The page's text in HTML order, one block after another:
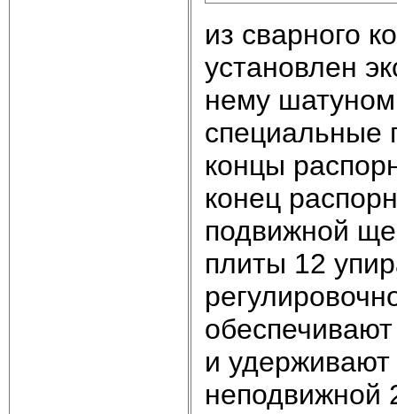
из сварного
установлен
нему
специальные
концы
конец
подвижной
плиты 12
и
неподвижной